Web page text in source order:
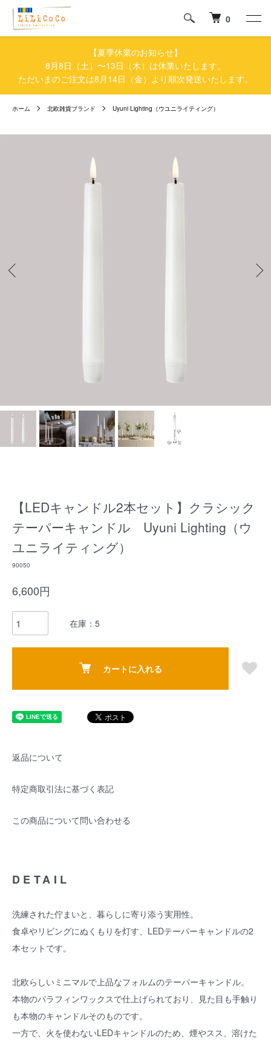
0
【夏季休業のお知らせ】
8月8日（土）〜13日（木）は休業いたします。
ただいまのご注文は8月14日（金）より順次発送いたします。
ホーム 北欧雑貨ブランド Uyuni Lighting（ウユニライティング）
【LEDキャンドル2本セット】クラシック
テーパーキャンドル Uyuni Lighting（ウ
ユニライティング）
90050
6,600円
在庫：5
カートに入れる
返品について
特定商取引法に基づく表記
この商品について問い合わせる
DETAIL
洗練された佇まいと、暮らしに寄り添う実用性。
食卓やリビングにぬくもりを灯す、LEDテーパーキャンドルの2
本セットです。
北欧らしいミニマルで上品なフォルムのテーパーキャンドル。
本物のパラフィンワックスで仕上げられており、見た目も手触り
も本物のキャンドルそのものです。
一方で、火を使わないLEDキャンドルのため、煙やスス、溶けた